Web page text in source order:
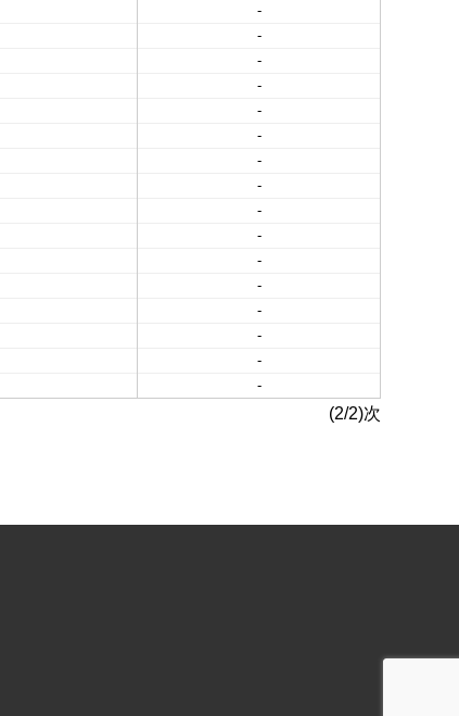
-
-
-
-
-
-
-
-
-
-
-
-
-
-
-
-
(2/2)次